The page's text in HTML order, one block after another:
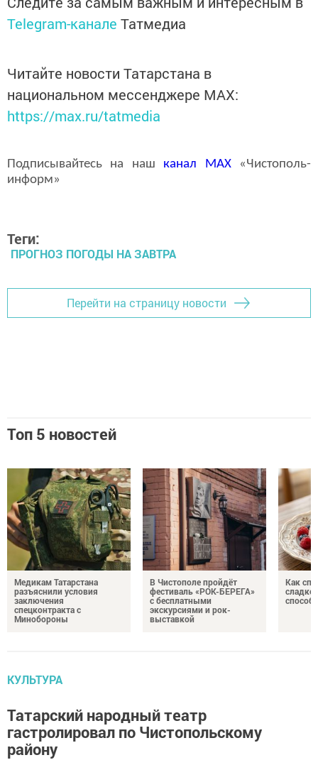
Telegram-канале Татмедиа
Читайте новости Татарстана в
национальном мессенджере MАХ:
https://max.ru/tatmedia
Подписывайтесь на наш канал MAX«Чистополь-
информ»
Теги:
ПРОГНОЗ ПОГОДЫ НА ЗАВТРА
Перейти на страницу новости
Топ 5 новостей
Медикам Татарстана
разъяснили условия
заключения
спецконтракта с
Минобороны
В Чистополе пройдёт
фестиваль «РОК-БЕРЕГА»
с бесплатными
экскурсиями и рок-
выставкой
Как
КУЛЬТУРА
Татарский народный театр
гастролировал по Чистопольскому
району